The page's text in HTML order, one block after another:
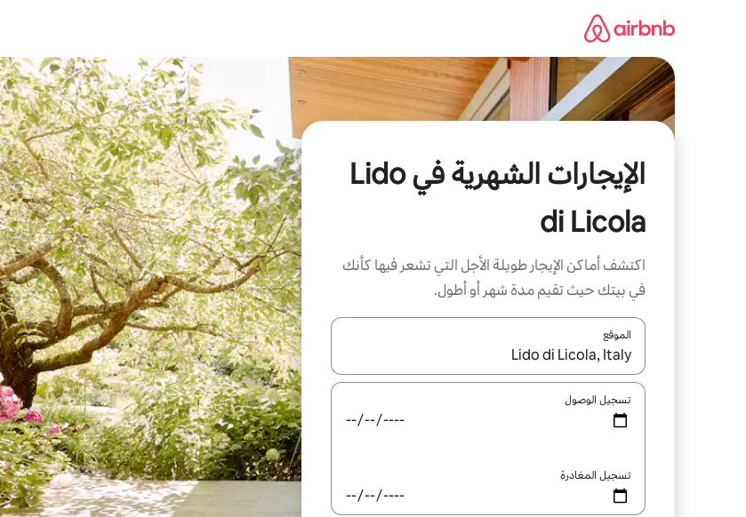
الإيجارات الشهرية في Lido
di Licola
اكتشف أماكن الإيجار طويلة الأجل التي تشعر فيها كأنك
في بيتك حيث تقيم مدة شهر أو أطول.
الموقع
عند توفر النتائج، انتقل باستخدام السهمين لأعلى ولأسفل أو استكشف عن طريق اللمس أو السحب.
تسجيل الوصول
تسجيل المغادرة